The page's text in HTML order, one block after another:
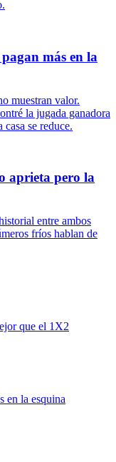
más en la
muestran valor.
la jugada ganadora
se reduce.
aprieta pero la
entre ambos
fríos hablan de
que el 1X2
en la esquina